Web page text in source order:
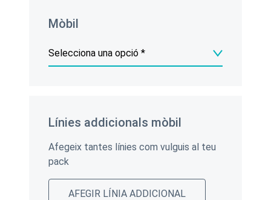
Mòbil
Línies addicionals mòbil
Afegeix tantes línies com vulguis al teu
pack
AFEGIR LÍNIA ADDICIONAL